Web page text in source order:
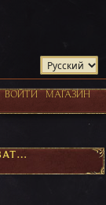
ВОЙТИ
МАГАЗИН
ПРОФИЛЬ ПОЛЬЗОВАТЕЛЯ КАРМЕЛИТА ОНЕД СТРОНГ